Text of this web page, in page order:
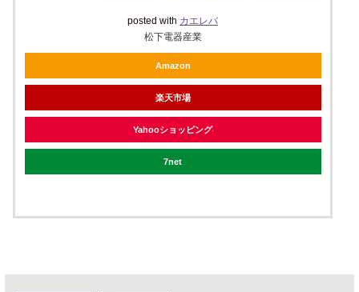
posted with カエレバ
松下電器産業
Amazon
楽天市場
Yahooショッピング
7net